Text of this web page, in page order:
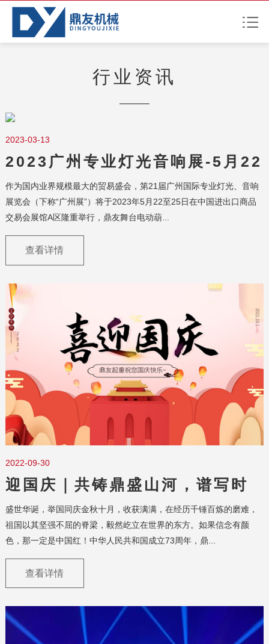
行业资讯
2023-03-13
2023广州专业灯光音响展-5月22
至25日开幕
作为国内业界规模最大的贸易盛会，第21届广州国际专业灯光、音响
展览会（下称“广州展”）将于2023年5月22至25日在中国进出口商品
交易会展馆A区隆重举行，鼎友舞台电动葫...
查看详情
2022-09-30
迎国庆｜共铸鼎盛山河，谱写时
代荣光
盛世华诞，举国同庆金秋十月，收获满满，在经历千锤百炼的磨难，
祖国以其坚强不屈的脊梁，毅然屹立在世界的东方。如果信念有颜
色，那一定是中国红！中华人民共和国成立73周年，鼎...
查看详情